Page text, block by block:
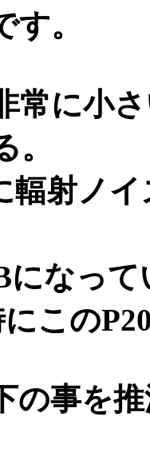
。
常に小
射ノイ
になっ
この
の事を